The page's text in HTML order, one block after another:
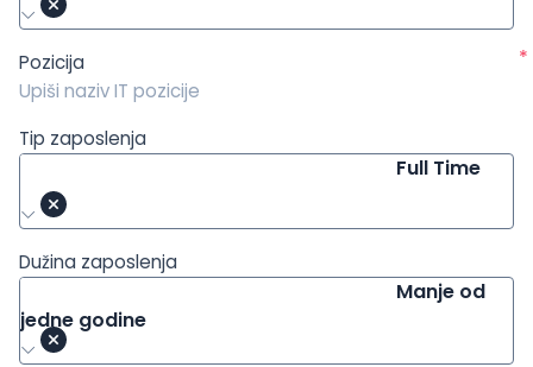
Pozicija *
Tip zaposlenja
Full Time
Dužina zaposlenja
Manje od
jedne godine